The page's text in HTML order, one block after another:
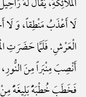
لَا أَعْذَبُ مَنْطِقاً، وَ
الْعَرْشِ. فَلَمَّا حَضَرَتِ
أَنْصِبَ مِنْبَراً مِنَ
فَخَطَبَ خُطْبَهًًْ بَلِیغَهًًْ